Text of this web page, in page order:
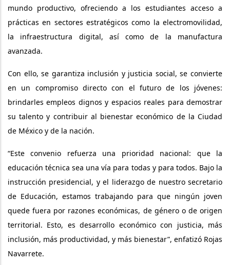
mundo productivo, ofreciendo a los estudiantes acceso a
prácticas en sectores estratégicos como la electromovilidad,
la infraestructura digital, así como de la manufactura
avanzada.
Con ello, se garantiza inclusión y justicia social, se convierte
en un compromiso directo con el futuro de los jóvenes:
brindarles empleos dignos y espacios reales para demostrar
su talento y contribuir al bienestar económico de la Ciudad
de México y de la nación.
“Este convenio refuerza una prioridad nacional: que la
educación técnica sea una vía para todas y para todos. Bajo la
instrucción presidencial, y el liderazgo de nuestro secretario
de Educación, estamos trabajando para que ningún joven
quede fuera por razones económicas, de género o de origen
territorial. Esto, es desarrollo económico con justicia, más
inclusión, más productividad, y más bienestar”, enfatizó Rojas
Navarrete.